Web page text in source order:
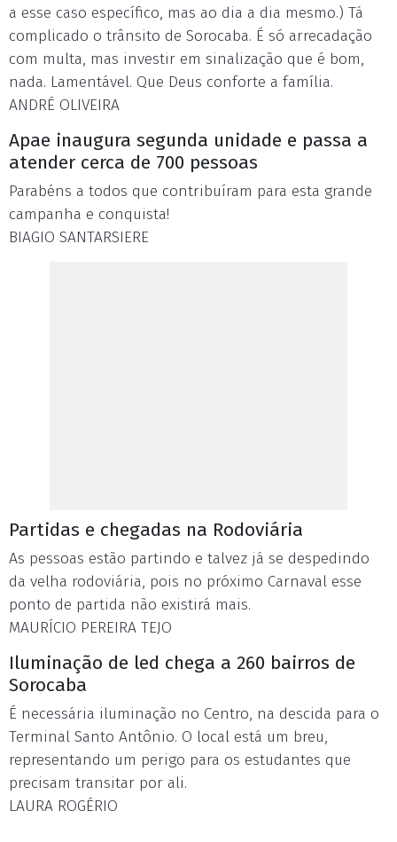
a esse caso específico, mas ao dia a dia mesmo.) Tá
complicado o trânsito de Sorocaba. É só arrecadação
com multa, mas investir em sinalização que é bom,
nada. Lamentável. Que Deus conforte a família.
ANDRÉ OLIVEIRA
Apae inaugura segunda unidade e passa a
atender cerca de 700 pessoas
Parabéns a todos que contribuíram para esta grande
campanha e conquista!
BIAGIO SANTARSIERE
Partidas e chegadas na Rodoviária
As pessoas estão partindo e talvez já se despedindo
da velha rodoviária, pois no próximo Carnaval esse
ponto de partida não existirá mais.
MAURÍCIO PEREIRA TEJO
Iluminação de led chega a 260 bairros de
Sorocaba
É necessária iluminação no Centro, na descida para o
Terminal Santo Antônio. O local está um breu,
representando um perigo para os estudantes que
precisam transitar por ali.
LAURA ROGÉRIO